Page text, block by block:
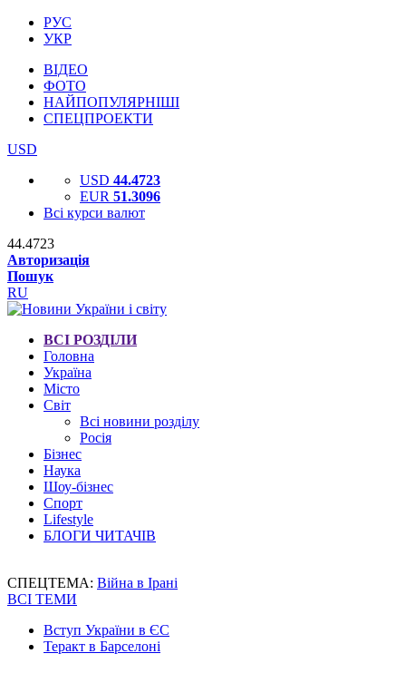
РУС
УКР
ВІДЕО
ФОТО
НАЙПОПУЛЯРНІШІ
СПЕЦПРОЕКТИ
USD
USD 44.4723
EUR 51.3096
Всі курси валют
44.4723
Авторизація
Пошук
RU
ВСІ РОЗДІЛИ
Головна
Україна
Місто
Світ
Всі новини розділу
Росія
Бізнес
Наука
Шоу-бізнес
Спорт
Lifestyle
БЛОГИ ЧИТАЧІВ
СПЕЦТЕМА: Війна в Ірані
ВСІ ТЕМИ
Вступ України в ЄС
Теракт в Барселоні